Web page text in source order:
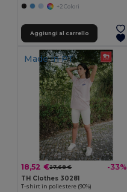
+2 Colori
Aggiungi al carrello
Made in PT
18,52 €27,68 € -33%
TH Clothes 30281
T-shirt in poliestere (90%)